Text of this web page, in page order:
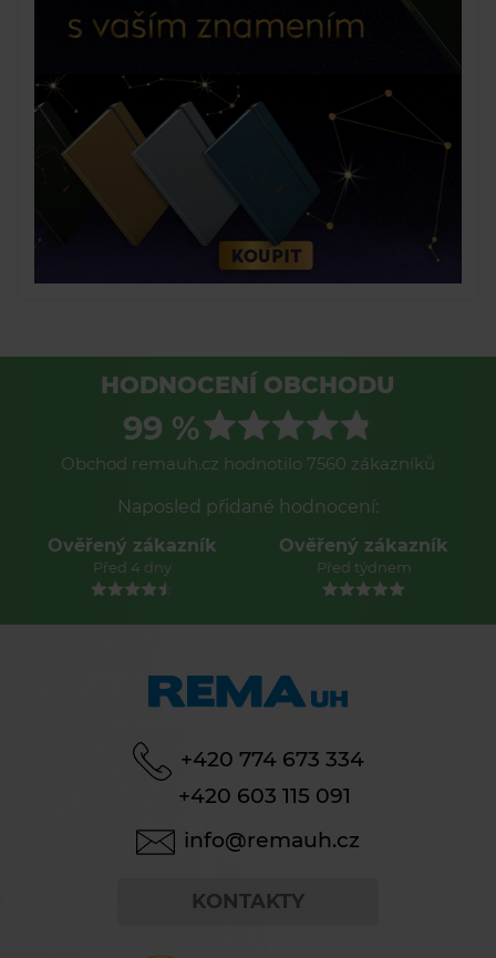
HODNOCENÍ OBCHODU
99 %
Obchod remauh.cz hodnotilo 7560 zákazníků
Naposled přidané hodnocení:
Ověřený zákazník
Před 4 dny
Ověřený zákazník
Před týdnem
+420 774 673 334
+420 603 115 091
info@remauh.cz
KONTAKTY